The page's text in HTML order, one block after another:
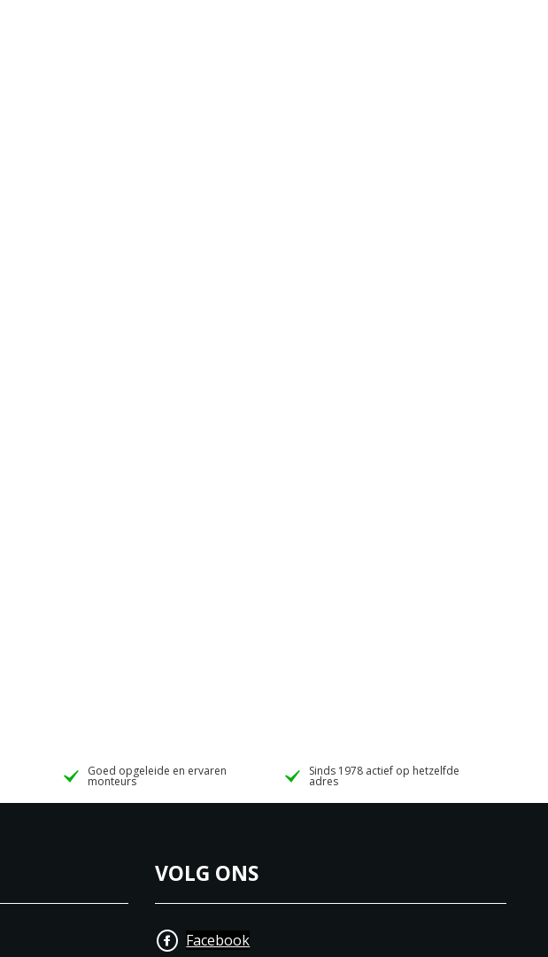
Goed opgeleide en ervaren
monteurs
Sinds 1978 actief op hetzelfde
adres
VOLG ONS
Facebook